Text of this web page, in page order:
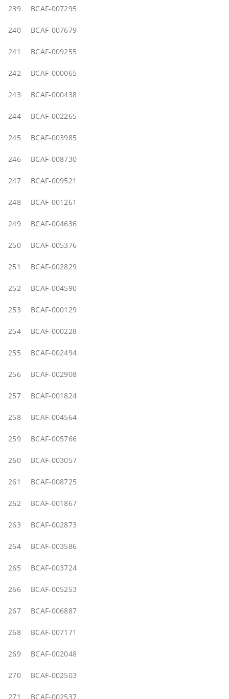
239 BCAF-007295
240 BCAF-007679
241 BCAF-009255
242 BCAF-000065
243 BCAF-000438
244 BCAF-002265
245 BCAF-003985
246 BCAF-008730
247 BCAF-009521
248 BCAF-001261
249 BCAF-004636
250 BCAF-005376
251 BCAF-002829
252 BCAF-004590
253 BCAF-000129
254 BCAF-000228
255 BCAF-002494
256 BCAF-002908
257 BCAF-001824
258 BCAF-004564
259 BCAF-005766
260 BCAF-003057
261 BCAF-008725
262 BCAF-001867
263 BCAF-002873
264 BCAF-003586
265 BCAF-003724
266 BCAF-005253
267 BCAF-006887
268 BCAF-007171
269 BCAF-002048
270 BCAF-002503
271 BCAF-002537